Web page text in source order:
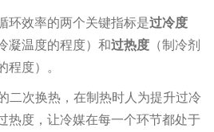
环效率的两个关键指标是过冷度
凝温度的程度）和过热度 （制冷剂
度）。
二次换热，在制热时人为提升过冷
热度，让冷媒在每一个环节都处于